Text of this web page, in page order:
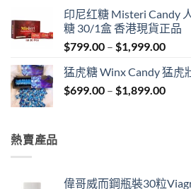
印尼红糖 Misteri Candy
糖 30/1盒 香港現貨正品
$799.00 – $1,999.00Price
猛虎糖 Winx Candy 猛虎
$699.00 – $1,899.00Price
熱賣產品
偉哥威而鋼瓶裝30粒